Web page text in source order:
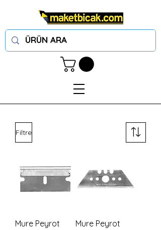
Filtre
Mure Peyrot
Mure Peyrot